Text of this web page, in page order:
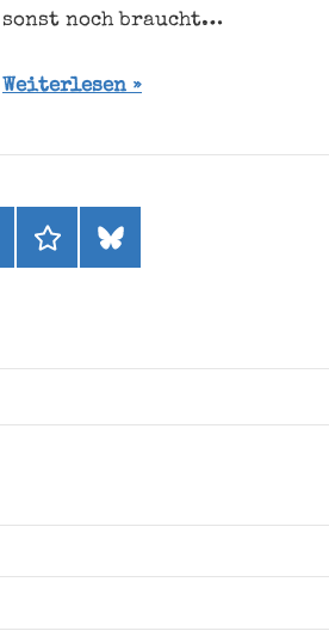
sonst noch braucht…
Weiterlesen
threadsbluesky